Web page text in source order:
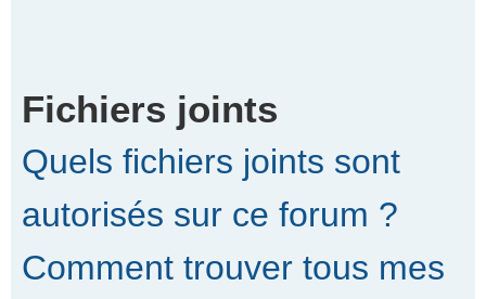
Fichiers joints
Quels fichiers joints sont
autorisés sur ce forum ?
Comment trouver tous mes